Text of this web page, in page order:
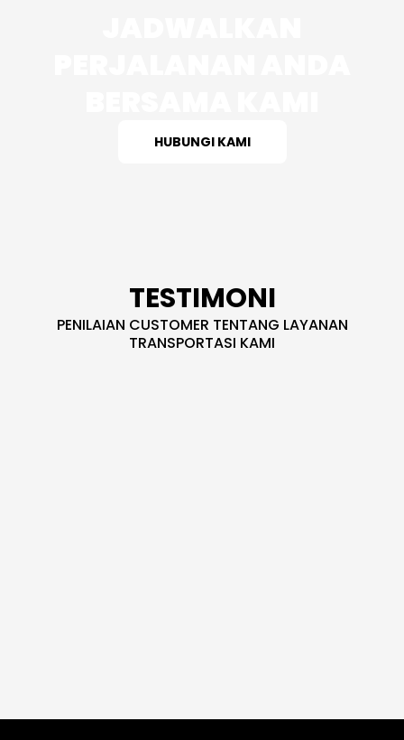
HUBUNGI KAMI
TESTIMONI
PENILAIAN CUSTOMER TENTANG LAYANAN
TRANSPORTASI KAMI